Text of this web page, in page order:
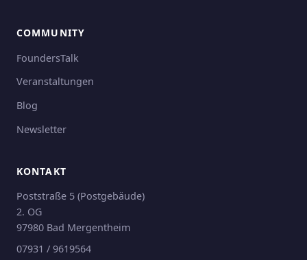
COMMUNITY
FoundersTalk
Veranstaltungen
Blog
Newsletter
KONTAKT
Poststraße 5 (Postgebäude)
2. OG
97980 Bad Mergentheim
07931 / 9619564